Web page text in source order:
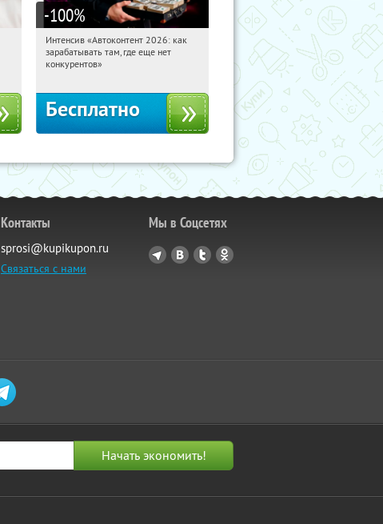
-100%
21:52:20 Получили:
Россия
Интенсив «Автоконтент 2026: как
зарабатывать там, где еще нет
конкурентов»
Бесплатно
Контакты
sprosi@kupikupon.ru
Связаться с нами
Мы в Соцсетях